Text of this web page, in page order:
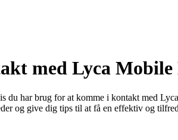
med Lyca Mobile
har brug for at komme i kontakt med
og give dig tips til at få en effektiv og